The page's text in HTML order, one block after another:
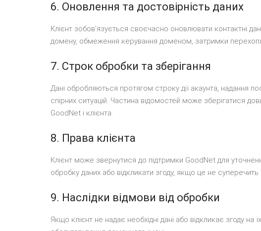
6. Оновлення та достовірність даних
Клієнт зобовʼязується своєчасно оновлювати контактні
домену, обмеження керування доменом, затримки
7. Строк обробки та зберігання
Дані обробляються протягом строку дії акаунта, надання
спірних ситуацій. Частина відомостей може зберігатися
GoodNet і клієнта.
8. Права клієнта
Клієнт може звернутися до підтримки GoodNet для
обробку даних або відкликати згоду, якщо це не
9. Наслідки відмови від обробки
Якщо клієнт не надає необхідні дані або відкликає згоду